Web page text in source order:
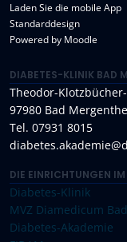
Laden Sie die mobile App
Standarddesign
Powered by Moodle
DIABETES-KLINIK BAD
Theodor-
97980 Bad
Tel. 07931 8015
DIE EINRICHTUNGEN
Diabetes-Klinik
MVZ Diamedicum
Diabetes-Akademie